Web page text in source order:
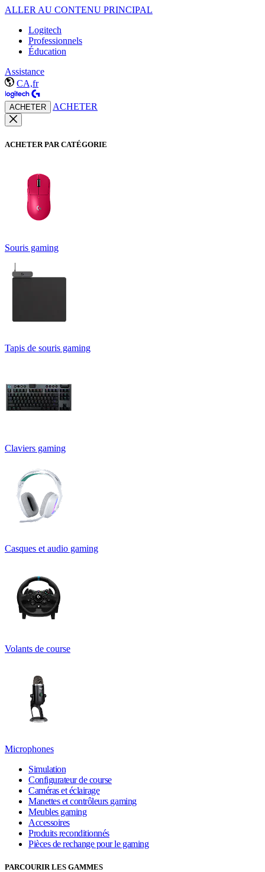
ALLER AU CONTENU PRINCIPAL
Logitech
Professionnels
Éducation
Assistance
CA,fr
ACHETER ACHETER
ACHETER PAR CATÉGORIE
Souris gaming
Tapis de souris gaming
Claviers gaming
Casques et audio gaming
Volants de course
Microphones
Simulation
Configurateur de course
Caméras et éclairage
Manettes et contrôleurs gaming
Meubles gaming
Accessoires
Produits reconditionnés
Pièces de rechange pour le gaming
PARCOURIR LES GAMMES